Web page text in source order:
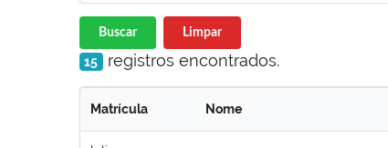
Buscar Limpar
15 registros encontrados.
Matrícula Nome